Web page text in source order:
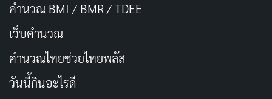
คำนวณ BMI / BMR / TDEE
เว็บคํานวณ
คํานวณไทยช่วยไทยพลัส
วันนี้กินอะไรดี